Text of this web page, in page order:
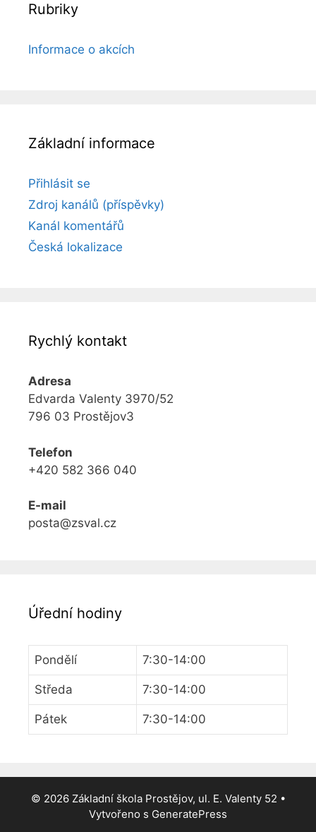
Rubriky
Informace o akcích
Základní informace
Přihlásit se
Zdroj kanálů (příspěvky)
Kanál komentářů
Česká lokalizace
Rychlý kontakt
Adresa
Edvarda Valenty 3970/52
796 03 Prostějov3
Telefon
+420 582 366 040
E-mail
posta@zsval.cz
Úřední hodiny
Pondělí 7:30-14:00
Středa 7:30-14:00
Pátek 7:30-14:00
© 2026 Základní škola Prostějov, ul. E. Valenty 52 •
Vytvořeno s GeneratePress